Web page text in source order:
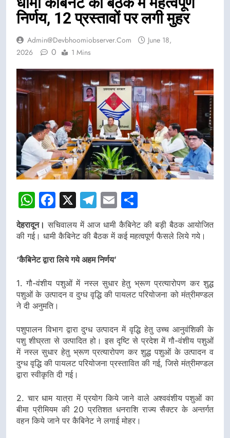
निर्णय, 12 प्रस्तावों पर लगी मुहर
Admin@devbhoomiobserver.com
June 18,
2026
0 1 Mins
WhatsApp
Facebook
X Telegram
Email
देहरादून। सचिवालय में आज धामी कैबिनेट की बड़ी बैठक आयोजित
की गई। धामी कैबिनेट की बैठक में कई महत्वपूर्ण फैसले लिये गये।
‘कैबिनेट द्वारा लिये गये अहम निर्णय’
1. गौ-वंशीय पशुओं में नस्ल सुधार हेतु भ्रूण प्रत्यारोपण कर शुद्ध
पशुओं के उत्पादन व दुग्ध वृद्धि की पायलट परियोजना को मंत्रीमण्डल
ने दी अनुमति।
पशुपालन विभाग द्वारा दुग्ध उत्पादन में वृद्धि हेतु उच्च आनुवंशिकी के
पशु शीघ्रता से उत्पादित हो। इस दृष्टि से प्रदेश में गौ-वंशीय पशुओं
में नस्ल सुधार हेतु भ्रूण प्रत्यारोपण कर शुद्ध पशुओं के उत्पादन व
दुग्ध वृद्धि की पायलट परियोजना प्रस्तावित की गई, जिसे मंत्रीमण्डल
द्वारा स्वीकृति दी गई।
2. चार धाम यात्रा में प्रयोग किये जाने वाले अश्ववंशीय पशुओं का
बीमा प्रीमियम की 20 प्रतिशत धनराशि राज्य सैक्टर के अन्तर्गत
वहन किये जाने पर कैबिनेट ने लगाई मोहर।